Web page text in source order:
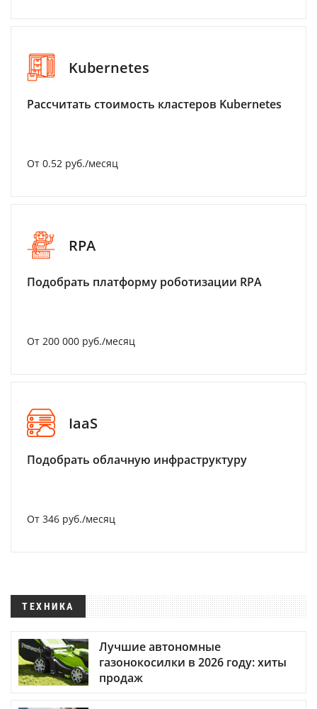
Kubernetes
Рассчитать стоимость кластеров Kubernetes
От 0.52 руб./месяц
RPA
Подобрать платформу роботизации RPA
От 200 000 руб./месяц
IaaS
Подобрать облачную инфраструктуру
От 346 руб./месяц
ТЕХНИКА
Лучшие автономные
газонокосилки в 2026 году: хиты
продаж